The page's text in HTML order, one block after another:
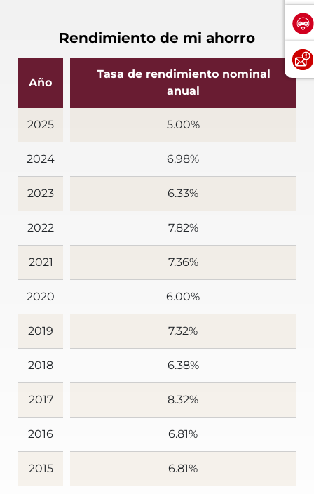
Rendimiento de mi ahorro
Año
Tasa de rendimiento nominal
anual
2025 5.00%
2024 6.98%
2023 6.33%
2022 7.82%
2021 7.36%
2020 6.00%
2019 7.32%
2018 6.38%
2017 8.32%
2016 6.81%
2015 6.81%